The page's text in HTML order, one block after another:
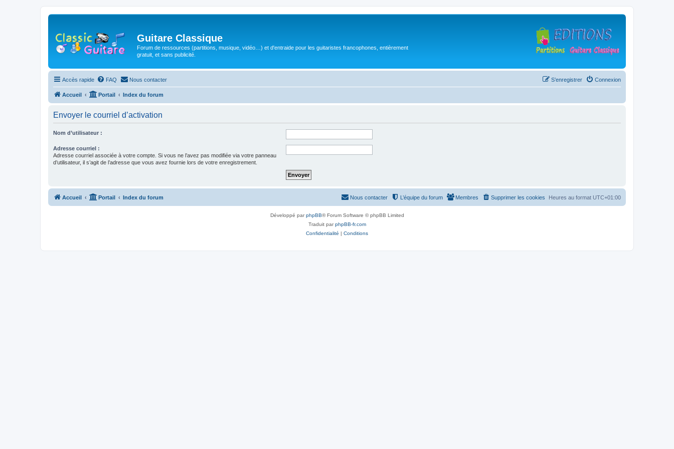
Guitare Classique
Forum de ressources (partitions, musique, vidéo…) et d'entraide pour les guitaristes francophones, entièrement
gratuit, et sans publicité.
Accès rapide FAQ Nous contacter Connexion
S’enregistrer
Accueil Portail Index du forum
Envoyer le courriel d’activation
Nom d’utilisateur :
Adresse courriel :
Adresse courriel associée à votre compte. Si vous ne l’avez pas modifiée via votre panneau
d’utilisateur, il s’agit de l’adresse que vous avez fournie lors de votre enregistrement.
Accueil Portail Index du forum Heures au format UTC+01:00
Supprimer les cookies
Membres
L’équipe du forum
Nous contacter
Développé parphpBB® Forum Software © phpBB Limited
Traduit parphpBB-fr.com
Confidentialité | Conditions